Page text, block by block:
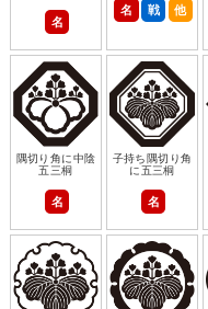
名
名 戦 他
隅切り角に中陰
五三桐
名
子持ち隅切り角
に五三桐
名